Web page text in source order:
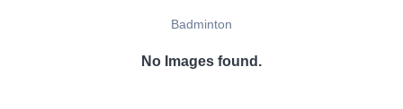
Badminton
No Images found.